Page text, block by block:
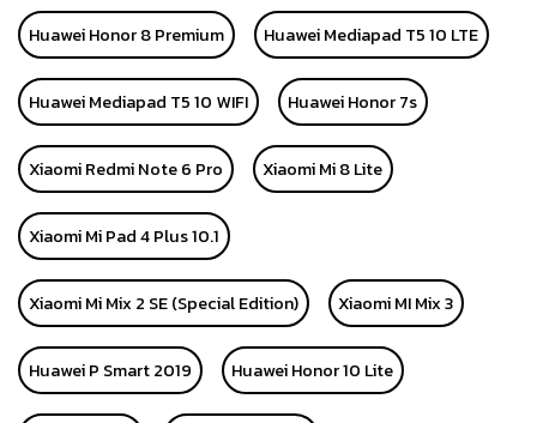
Huawei Honor 8 Premium Huawei Mediapad T5 10 LTE
Huawei Mediapad T5 10 WIFI Huawei Honor 7s
Xiaomi Redmi Note 6 Pro Xiaomi Mi 8 Lite
Xiaomi Mi Pad 4 Plus 10.1
Xiaomi Mi Mix 2 SE (Special Edition) Xiaomi MI Mix 3
Huawei P Smart 2019 Huawei Honor 10 Lite